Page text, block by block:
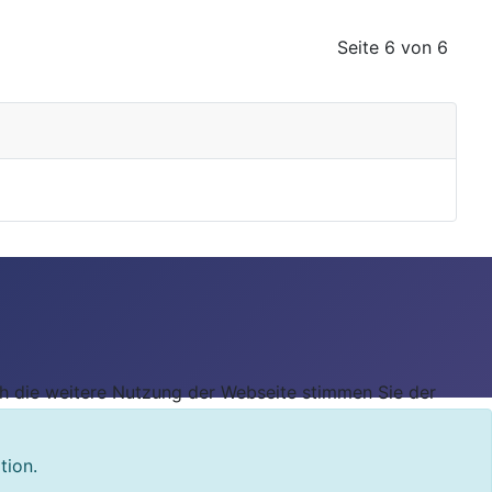
Seite 6 von 6
weitere Nutzung der Webseite stimmen Sie der